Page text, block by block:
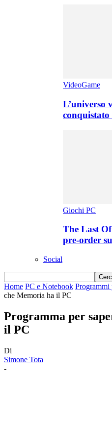
VideoGame
L’universo
conquistato
Giochi PC
The Last
pre-order
Social
Home PC e Notebook Programmi
che Memoria ha il PC
Programma per
il PC
Di
Simone Tota
-